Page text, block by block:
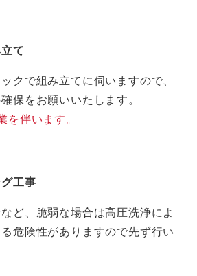
て
クで組み立てに伺いますので、
保をお願いいたします。
を伴います。
工事
ど、脆弱な場合は高圧洗浄によ
危険性がありますので先ず行い